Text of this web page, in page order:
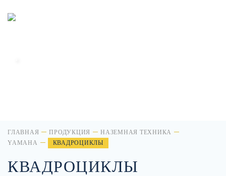
ГЛАВНАЯ ПРОДУКЦИЯ
НАЗЕМНАЯ ТЕХНИКА
YAMAHA
КВАДРОЦИКЛЫ
КВАДРОЦИКЛЫ